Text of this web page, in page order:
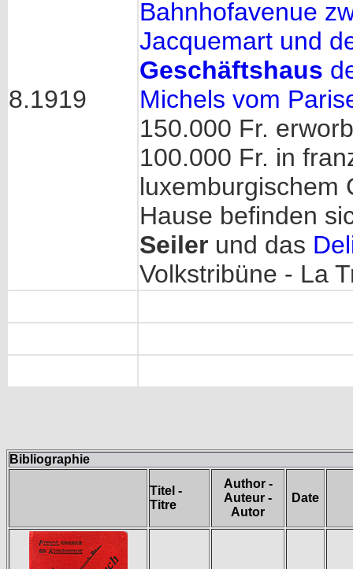
8.1919
Bahnhofavenue
Jacquemart und
Geschäftshaus
Michels vom
150.000 Fr.
100.000 Fr. in
luxemburgischem
Hause befinden
Seiler und das
Volkstribüne - La
Bibliographie
Titel -
Titre
Author -
Auteur -
Autor
Date